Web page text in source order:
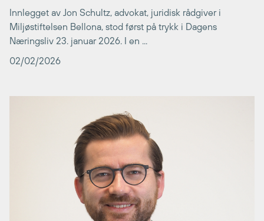
Innlegget av Jon Schultz, advokat, juridisk rådgiver i
Miljøstiftelsen Bellona, stod først på trykk i Dagens
Næringsliv 23. januar 2026. I en ...
02/02/2026